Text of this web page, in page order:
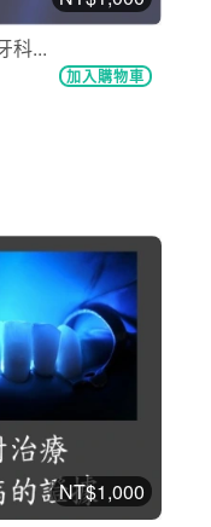
科...
加入購物車
NT$1,000